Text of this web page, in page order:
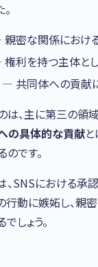
密な関係におけ
利を持つ主体とし
— 共同体への貢献
、主に第三の領
の具体的な貢献
です。
SNSにおける承
行動に嫉妬し、親
しょう。